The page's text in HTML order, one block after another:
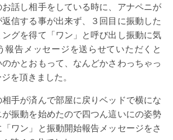
話し相手をしている時に、アナペニが
信する事が出来ず、３回目に振動した
グを得て「ワン」と呼び出し振動に気
報告メッセージを送らせていただくと
のかとおもって、なんどかさわっちゃっ
を頂きました。
手が済んで部屋に戻りベッドで横にな
振動を始めたので四つん這いにの姿勢
ワン」と振動開始報告メッセージをさ